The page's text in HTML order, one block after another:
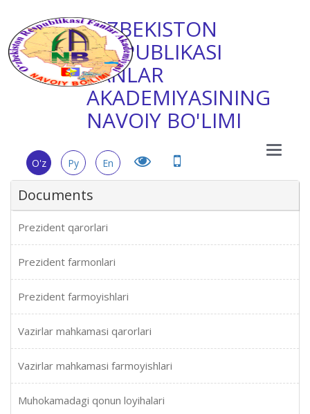
O'ZBEKISTON
RESPUBLIKASI
FANLAR
AKADEMIYASINING
NAVOIY BO'LIMI
Main
O'z Ру En
Documents
Prezident qarorlari
Prezident farmonlari
Prezident farmoyishlari
Vazirlar mahkamasi qarorlari
Vazirlar mahkamasi farmoyishlari
Muhokamadagi qonun loyihalari